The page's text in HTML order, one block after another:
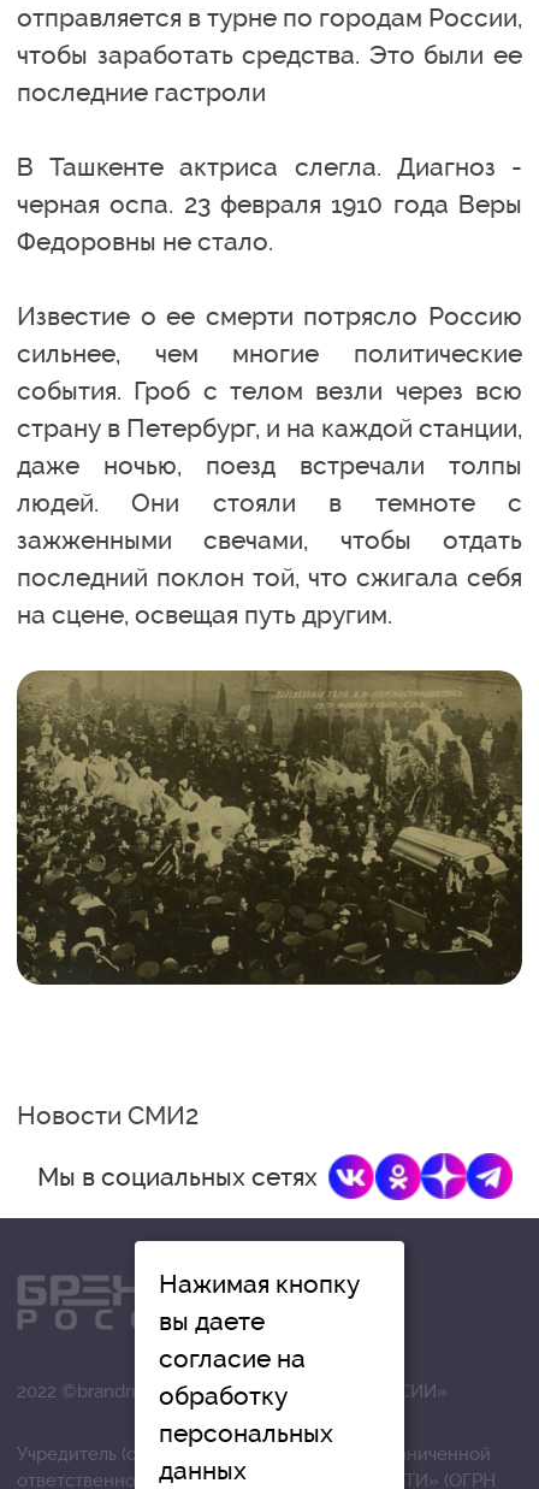
отправляется в турне по городам России,
чтобы заработать средства. Это были ее
последние гастроли
В Ташкенте актриса слегла. Диагноз -
черная оспа. 23 февраля 1910 года Веры
Федоровны не стало.
Известие о ее смерти потрясло Россию
сильнее, чем многие политические
события. Гроб с телом везли через всю
страну в Петербург, и на каждой станции,
даже ночью, поезд встречали толпы
людей. Они стояли в темноте с
зажженными свечами, чтобы отдать
последний поклон той, что сжигала себя
на сцене, освещая путь другим.
Новости СМИ2
Мы в социальных сетях
2022 ©brandrussia.online | СИ «БРЕНДЫ РОССИИ»
Учредитель (соучредители): Общество с ограниченной
ответственностью «РЕГИОНАЛЬНЫЕ НОВОСТИ» (ОГРН
Нажимая кнопку
вы даете
согласие на
обработку
персональных
данных